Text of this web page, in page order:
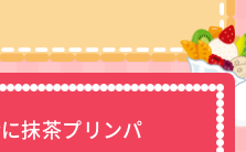
抹茶プリンパ